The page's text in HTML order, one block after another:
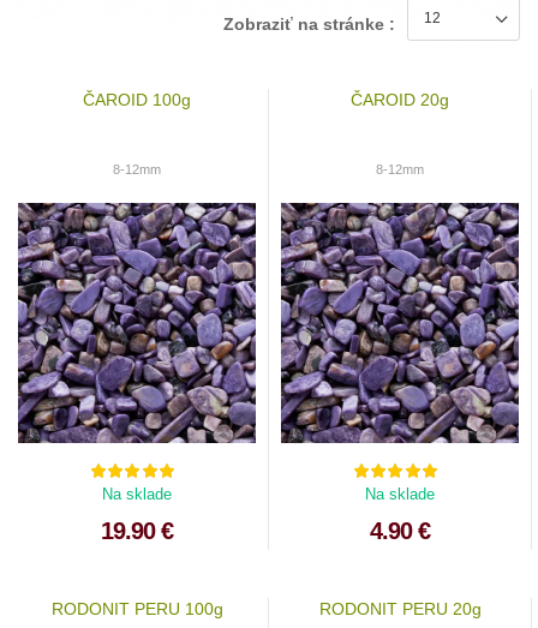
Zobraziť na stránke :
ČAROID 100g
8-12mm
Na sklade
19.90 €
ČAROID 20g
8-12mm
Na sklade
4.90 €
RODONIT PERU 100g RODONIT PERU 20g